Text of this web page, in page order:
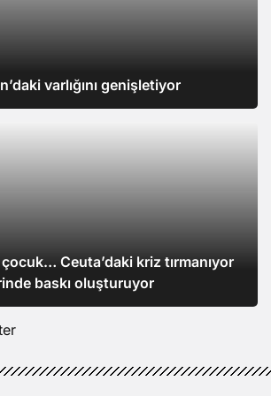
varlığını genişletiyor
Ceuta’daki kriz tırmanıyor
baskı oluşturuyor